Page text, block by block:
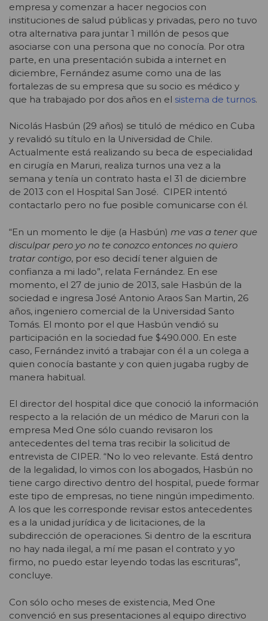
empresa y comenzar a hacer negocios con
instituciones de salud públicas y privadas, pero no tuvo
otra alternativa para juntar 1 millón de pesos que
asociarse con una persona que no conocía. Por otra
parte, en una presentación subida a internet en
diciembre, Fernández asume como una de las
fortalezas de su empresa que su socio es médico y
que ha trabajado por dos años en el sistema de turnos.
Nicolás Hasbún (29 años) se tituló de médico en Cuba
y revalidó su título en la Universidad de Chile.
Actualmente está realizando su beca de especialidad
en cirugía en Maruri, realiza turnos una vez a la
semana y tenía un contrato hasta el 31 de diciembre
de 2013 con el Hospital San José. CIPER intentó
contactarlo pero no fue posible comunicarse con él.
“En un momento le dije (a Hasbún) me vas a tener que
disculpar pero yo no te conozco entonces no quiero
tratar contigo, por eso decidí tener alguien de
confianza a mi lado”, relata Fernández. En ese
momento, el 27 de junio de 2013, sale Hasbún de la
sociedad e ingresa José Antonio Araos San Martin, 26
años, ingeniero comercial de la Universidad Santo
Tomás. El monto por el que Hasbún vendió su
participación en la sociedad fue $490.000. En este
caso, Fernández invitó a trabajar con él a un colega a
quien conocía bastante y con quien jugaba rugby de
manera habitual.
El director del hospital dice que conoció la información
respecto a la relación de un médico de Maruri con la
empresa Med One sólo cuando revisaron los
antecedentes del tema tras recibir la solicitud de
entrevista de CIPER. “No lo veo relevante. Está dentro
de la legalidad, lo vimos con los abogados, Hasbún no
tiene cargo directivo dentro del hospital, puede formar
este tipo de empresas, no tiene ningún impedimento.
A los que les corresponde revisar estos antecedentes
es a la unidad jurídica y de licitaciones, de la
subdirección de operaciones. Si dentro de la escritura
no hay nada ilegal, a mí me pasan el contrato y yo
firmo, no puedo estar leyendo todas las escrituras”,
concluye.
Con sólo ocho meses de existencia, Med One
convenció en sus presentaciones al equipo directivo